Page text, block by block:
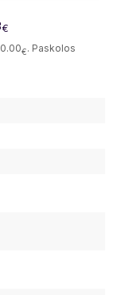
€
€. Paskolos